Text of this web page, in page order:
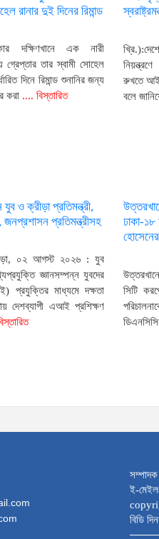
রানার দুই দিনের রিমান্ড
দক্ষিণখানে এক নারী
গ্রেপ্তার তার স্বামী সোহেল
দিনে রিমান্ড শুনানির জন্য
করা .... বিস্তারিত
রুখতে
বলে
ও ক্রীড়া প্রতিমন্ত্রী,
প্রতিমন্ত্রীসহ
০২ আগস্ট ২০২৬ : যুব
জ্ঞানসম্পন্ন যুবদের
প্রযুক্তির মাধ্যমে দক্ষতা
দেশব্যাপী এআই প্রশিক্ষণ
ঢাকা-
সিটি
ই-
বিডি